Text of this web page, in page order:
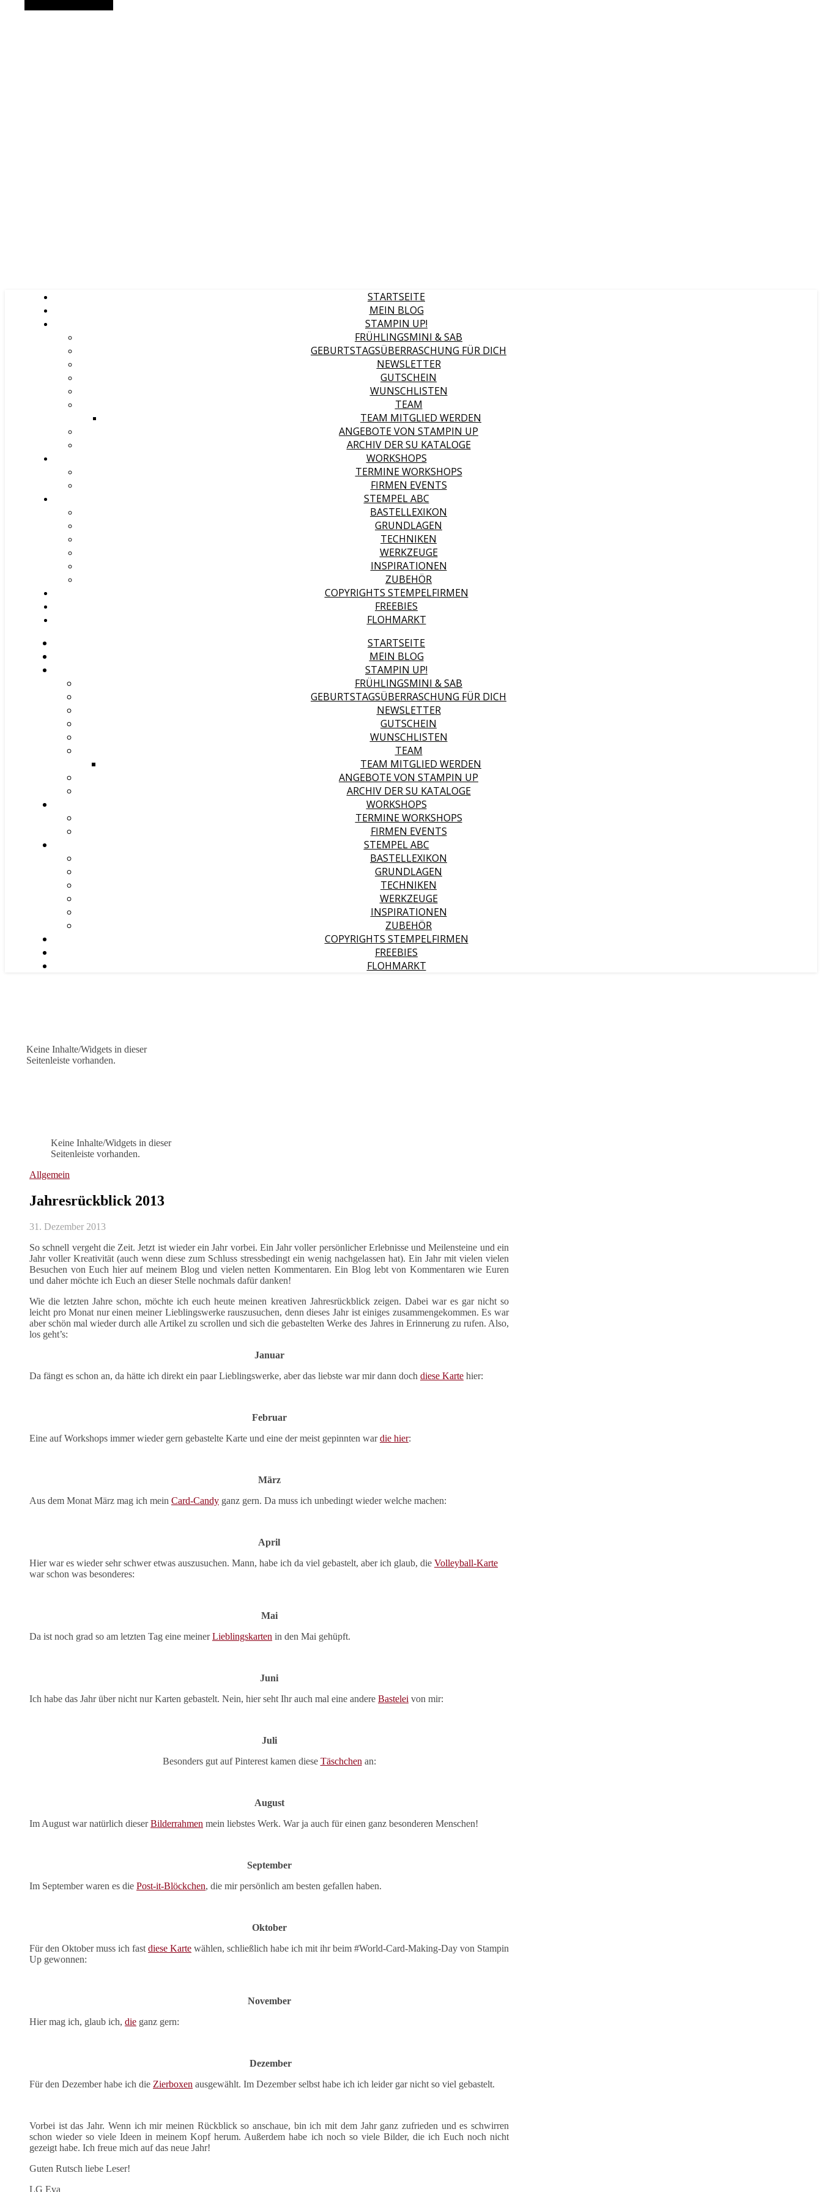
STARTSEITE
MEIN BLOG
STAMPIN UP!
FRÜHLINGSMINI & SAB
GEBURTSTAGSÜBERRASCHUNG FÜR DICH
NEWSLETTER
GUTSCHEIN
WUNSCHLISTEN
TEAM
TEAM MITGLIED WERDEN
ANGEBOTE VON STAMPIN UP
ARCHIV DER SU KATALOGE
WORKSHOPS
TERMINE WORKSHOPS
FIRMEN EVENTS
STEMPEL ABC
BASTELLEXIKON
GRUNDLAGEN
TECHNIKEN
WERKZEUGE
INSPIRATIONEN
ZUBEHÖR
COPYRIGHTS STEMPELFIRMEN
FREEBIES
FLOHMARKT
STARTSEITE
MEIN BLOG
STAMPIN UP!
FRÜHLINGSMINI & SAB
GEBURTSTAGSÜBERRASCHUNG FÜR DICH
NEWSLETTER
GUTSCHEIN
WUNSCHLISTEN
TEAM
TEAM MITGLIED WERDEN
ANGEBOTE VON STAMPIN UP
ARCHIV DER SU KATALOGE
WORKSHOPS
TERMINE WORKSHOPS
FIRMEN EVENTS
STEMPEL ABC
BASTELLEXIKON
GRUNDLAGEN
TECHNIKEN
WERKZEUGE
INSPIRATIONEN
ZUBEHÖR
COPYRIGHTS STEMPELFIRMEN
FREEBIES
FLOHMARKT
Keine Inhalte/Widgets in dieser
Seitenleiste vorhanden.
Keine Inhalte/Widgets in dieser
Seitenleiste vorhanden.
Allgemein
Jahresrückblick 2013
31. Dezember 2013
So schnell vergeht die Zeit. Jetzt ist wieder ein Jahr vorbei. Ein Jahr voller persönlicher Erlebnisse und Meilensteine und ein
Jahr voller Kreativität (auch wenn diese zum Schluss stressbedingt ein wenig nachgelassen hat). Ein Jahr mit vielen vielen
Besuchen von Euch hier auf meinem Blog und vielen netten Kommentaren. Ein Blog lebt von Kommentaren wie Euren
und daher möchte ich Euch an dieser Stelle nochmals dafür danken!
Wie die letzten Jahre schon, möchte ich euch heute meinen kreativen Jahresrückblick zeigen. Dabei war es gar nicht so
leicht pro Monat nur einen meiner Lieblingswerke rauszusuchen, denn dieses Jahr ist einiges zusammengekommen. Es war
aber schön mal wieder durch alle Artikel zu scrollen und sich die gebastelten Werke des Jahres in Erinnerung zu rufen. Also,
los geht’s:
Januar
Da fängt es schon an, da hätte ich direkt ein paar Lieblingswerke, aber das liebste war mir dann doch diese Karte hier:
Februar
Eine auf Workshops immer wieder gern gebastelte Karte und eine der meist gepinnten wardie hier:
März
Aus dem Monat März mag ich mein Card-Candy ganz gern. Da muss ich unbedingt wieder welche machen:
April
Hier war es wieder sehr schwer etwas auszusuchen. Mann, habe ich da viel gebastelt, aber ich glaub, die Volleyball-Karte
war schon was besonderes:
Mai
Da ist noch grad so am letzten Tag eine meinerLieblingskarten in den Mai gehüpft.
Juni
Ich habe das Jahr über nicht nur Karten gebastelt. Nein, hier seht Ihr auch mal eine andere Bastelei von mir:
Juli
Besonders gut auf Pinterest kamen diese Täschchen an:
August
Im August war natürlich dieserBilderrahmen mein liebstes Werk. War ja auch für einen ganz besonderen Menschen!
September
Im September waren es die Post-it-Blöckchen, die mir persönlich am besten gefallen haben.
Oktober
Für den Oktober muss ich fast diese Karte wählen, schließlich habe ich mit ihr beim #World-Card-Making-Day von Stampin
Up gewonnen:
November
Hier mag ich, glaub ich, die ganz gern:
Dezember
Für den Dezember habe ich die Zierboxen ausgewählt. Im Dezember selbst habe ich ich leider gar nicht so viel gebastelt.
Vorbei ist das Jahr. Wenn ich mir meinen Rückblick so anschaue, bin ich mit dem Jahr ganz zufrieden und es schwirren
schon wieder so viele Ideen in meinem Kopf herum. Außerdem habe ich noch so viele Bilder, die ich Euch noch nicht
gezeigt habe. Ich freue mich auf das neue Jahr!
Guten Rutsch liebe Leser!
LG Eva